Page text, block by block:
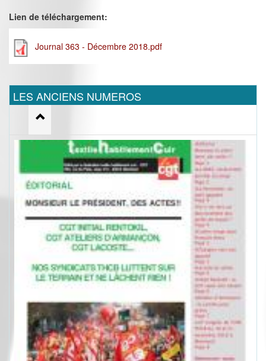
Lien de téléchargement:
Journal 363 - Décembre 2018.pdf
LES ANCIENS NUMEROS